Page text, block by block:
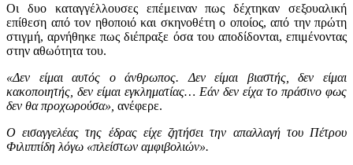
Οι δυο καταγγέλλουσες επέμειναν πως δέχτηκαν σεξουαλική
επίθεση από τον ηθοποιό και σκηνοθέτη ο οποίος, από την πρώτη
στιγμή, αρνήθηκε πως διέπραξε όσα του αποδίδονται, επιμένοντας
στην αθωότητα του.
«Δεν είμαι αυτός ο άνθρωπος. Δεν είμαι βιαστής, δεν είμαι
κακοποιητής, δεν είμαι εγκληματίας… Εάν δεν είχα το πράσινο φως
δεν θα προχωρούσα», ανέφερε.
Ο εισαγγελέας της έδρας είχε ζητήσει την απαλλαγή του Πέτρου
Φιλιππίδη λόγω «πλείστων αμφιβολιών».